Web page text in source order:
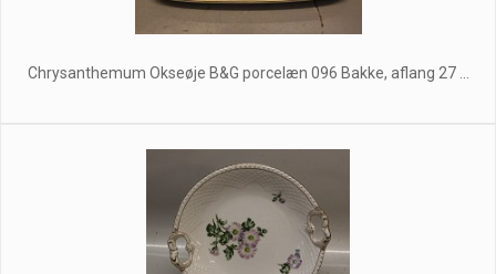
Chrysanthemum Okseøje B&G porcelæn 096 Bakke, aflang 27 ...